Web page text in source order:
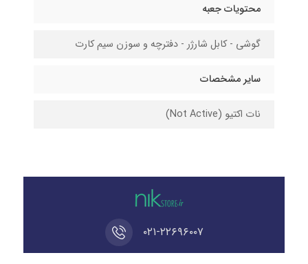
محتویات جعبه
گوشی - کابل شارژر - دفترچه و سوزن سیم کارت
سایر مشخصات
نات اکتیو (Not Active)
۰۲۱-۲۲۶۹۶۰۰۷